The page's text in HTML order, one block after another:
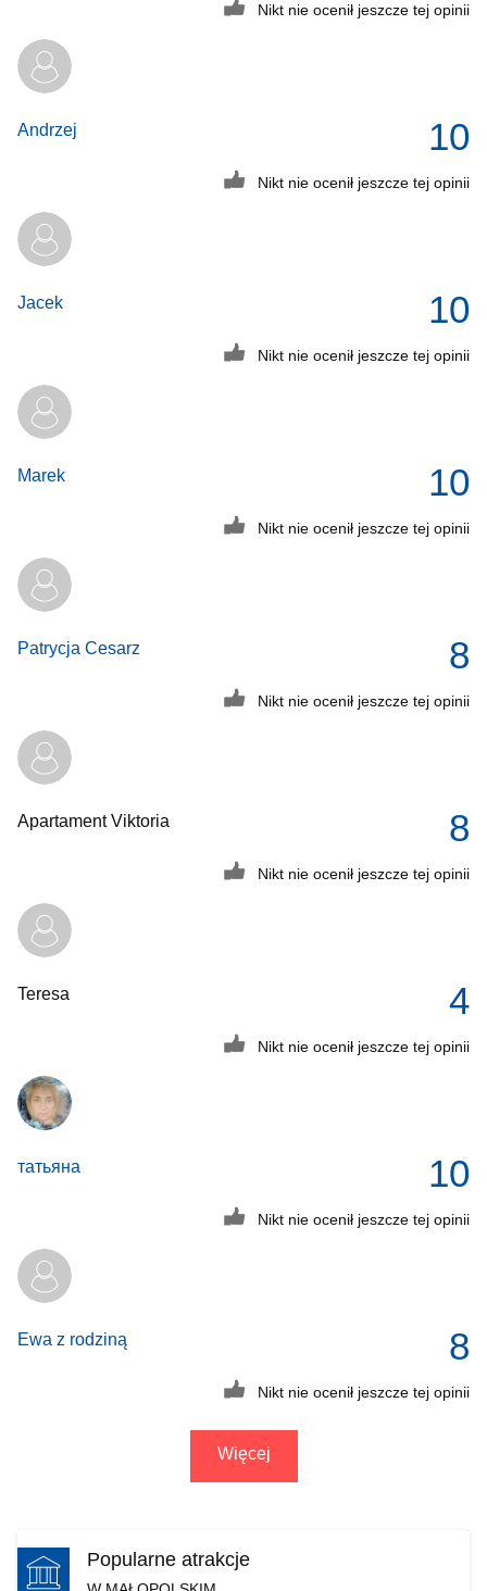
Nikt nie ocenił jeszcze tej opinii
10
Andrzej
Nikt nie ocenił jeszcze tej opinii
10
Jacek
Nikt nie ocenił jeszcze tej opinii
10
Marek
Nikt nie ocenił jeszcze tej opinii
8
Patrycja Cesarz
Nikt nie ocenił jeszcze tej opinii
8
Apartament Viktoria
Nikt nie ocenił jeszcze tej opinii
4
Teresa
Nikt nie ocenił jeszcze tej opinii
10
татьяна
Nikt nie ocenił jeszcze tej opinii
8
Ewa z rodziną
Nikt nie ocenił jeszcze tej opinii
Więcej
Popularne atrakcje